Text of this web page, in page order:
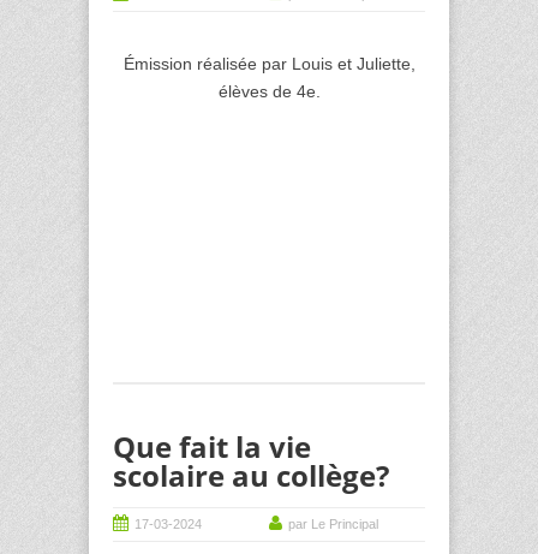
Émission réalisée par Louis et Juliette,
élèves de 4e.
Que fait la vie
scolaire au collège?
17-03-2024 par Le Principal